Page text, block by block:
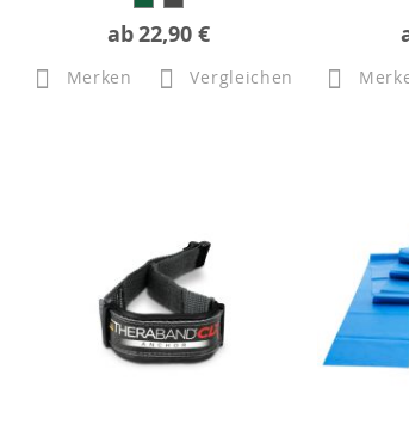
ab22,90 €
Merken Vergleichen